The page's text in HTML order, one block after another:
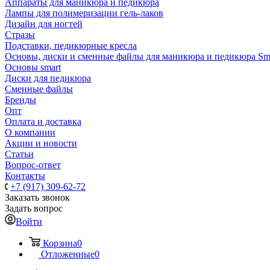
Аппараты для маникюра и педикюра
Лампы для полимеризации гель-лаков
Дизайн для ногтей
Стразы
Подставки, педикюрные кресла
Основы, диски и сменные файлы для маникюра и педикюра
Основы smart
Диски для педикюра
Сменные файлы
Бренды
Опт
Оплата и доставка
О компании
Акции и новости
Статьи
Вопрос-ответ
Контакты
+7 (917) 309-62-72
Заказать звонок
Задать вопрос
Войти
Корзина0
Отложенные0